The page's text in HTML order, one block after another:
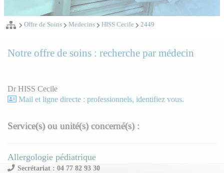
Offre de Soins Medecins HISS Cecile 2449
Notre offre de soins : recherche par médecin
Dr HISS Cecile
Mail et ligne directe : professionnels, identifiez vous.
Service(s) ou unité(s) concerné(s) :
Allergologie pédiatrique
Secrétariat : 04 77 82 93 30